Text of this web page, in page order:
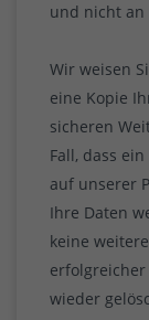
und nicht
Wir weisen
eine Kopie
sicheren
Fall, dass
auf unserer
Ihre Daten
keine
wieder